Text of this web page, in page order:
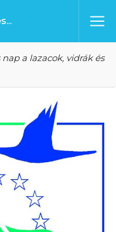
a lazacok, vidrák és